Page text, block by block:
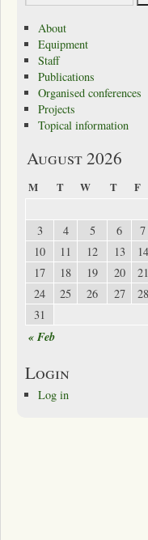
About
Equipment
Staff
Publications
Organised conferences
Projects
Topical information
August 2026
M T W T F
« Feb
3
4 5 6 7
10
11 12 13 14
17
18 19 20 21
24
25 26 27 28
31
Login
Log in